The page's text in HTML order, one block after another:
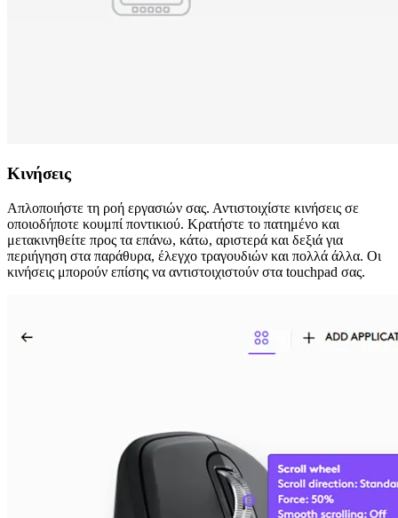
Κινήσεις
Απλοποιήστε τη ροή εργασιών σας. Αντιστοιχίστε κινήσεις σε
οποιοδήποτε κουμπί ποντικιού. Κρατήστε το πατημένο και
μετακινηθείτε προς τα επάνω, κάτω, αριστερά και δεξιά για
περιήγηση στα παράθυρα, έλεγχο τραγουδιών και πολλά άλλα. Οι
κινήσεις μπορούν επίσης να αντιστοιχιστούν στα touchpad σας.